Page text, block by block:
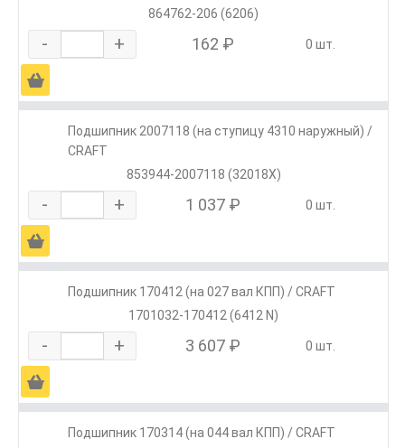
864762-206 (6206)
- + 162 ₽ 0 шт.
Ä
Подшипник 2007118 (на ступицу 4310 наружный) /
CRAFT
853944-2007118 (32018X)
- + 1 037 ₽ 0 шт.
Ä
Подшипник 170412 (на 027 вал КПП) / CRAFT
1701032-170412 (6412 N)
- + 3 607 ₽ 0 шт.
Ä
Подшипник 170314 (на 044 вал КПП) / CRAFT